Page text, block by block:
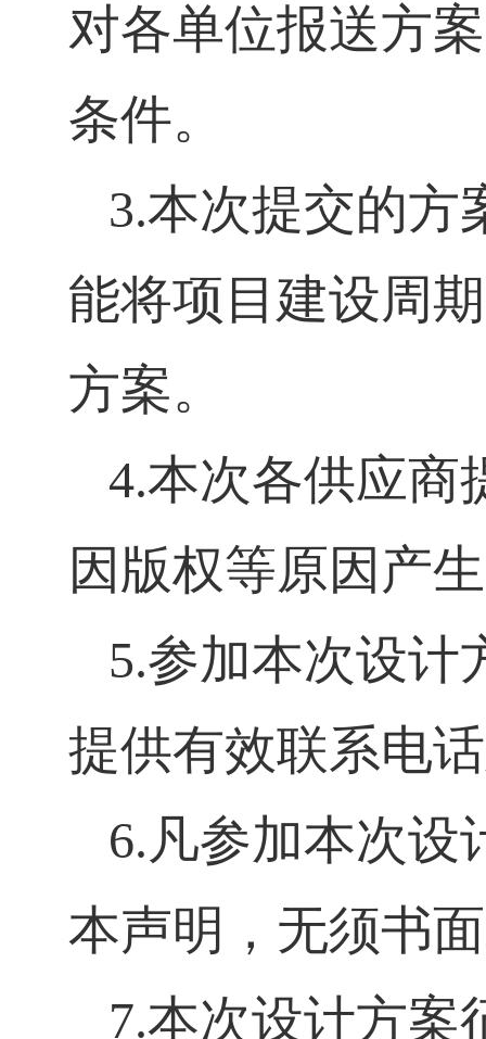
对各单位报送方
条件。
3.本次提交的方
能将项目建设周
方案。
4.本次各供应商
因版权等原因产
5.参加本次设计
提供有效联系电
6.凡参加本次设
本声明，无须书
7.本次设计方案